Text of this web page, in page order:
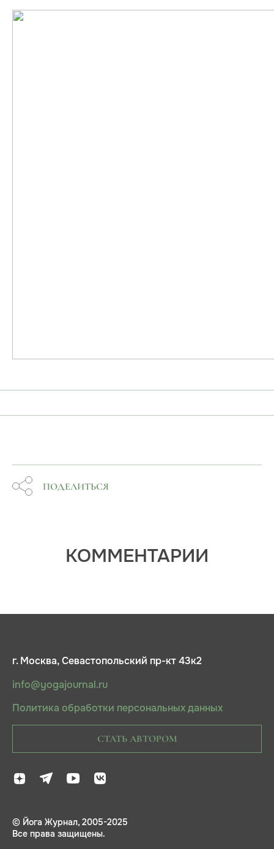
ПОДЕЛИТЬСЯ
КОММЕНТАРИИ
г. Москва, Севастопольский пр-кт 43к2
info@yogajournal.ru
Политика обработки персональных данных
СТАТЬ АВТОРОМ
© Йога Журнал, 2005-2025
Все права защищены.